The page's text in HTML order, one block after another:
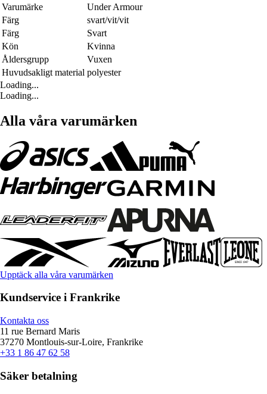
Varumärke
Under Armour
Färg
svart/vit/vit
Färg
Svart
Kön
Kvinna
Åldersgrupp
Vuxen
Huvudsakligt material polyester
Loading...
Loading...
Alla våra varumärken
Upptäck alla våra varumärken
Kundservice i Frankrike
Kontakta oss
11 rue Bernard Maris
37270 Montlouis-sur-Loire, Frankrike
+33 1 86 47 62 58
Säker betalning